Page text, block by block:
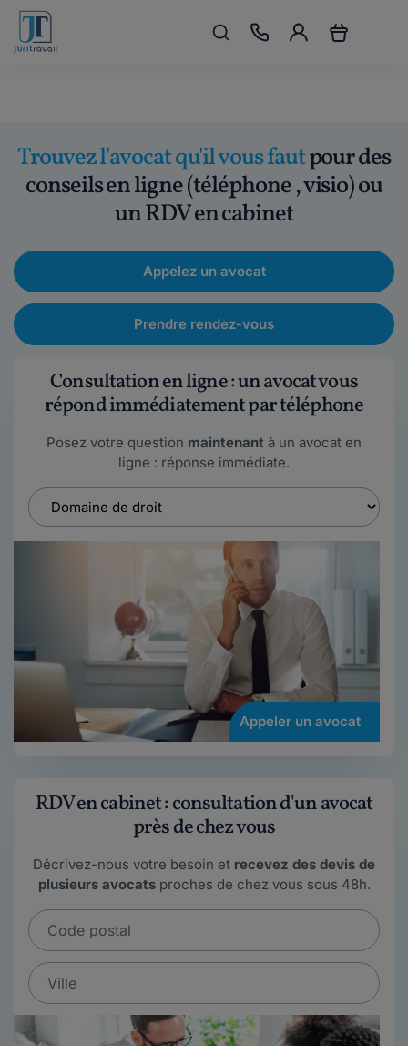
Trouvez l'avocat qu'il vous fautpour des
conseils en ligne (téléphone , visio) ou
un RDV en cabinet
Appelez un avocat
Prendre rendez-vous
Consultation en ligne : un avocat vous
répond immédiatement par téléphone
Posez votre question maintenant à un avocat en
ligne : réponse immédiate.
Appeler un avocat
RDV en cabinet : consultation d'un avocat
près de chez vous
Décrivez-nous votre besoin et recevez des devis de
plusieurs avocatsproches de chez vous sous 48h.